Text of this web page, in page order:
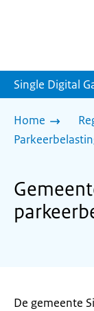
Single Digital
Home
De gemeente